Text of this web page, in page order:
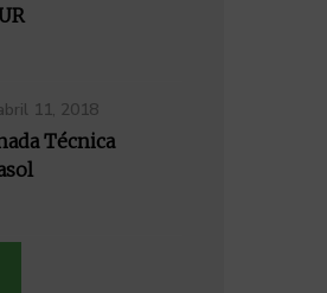
11, 2018
Técnica